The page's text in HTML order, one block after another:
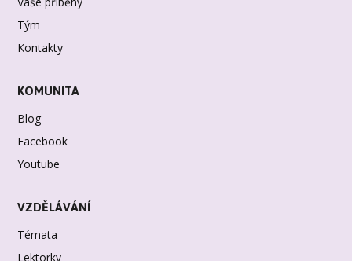
Tým
Kontakty
KOMUNITA
Blog
Facebook
Youtube
VZDĚLÁVÁNÍ
Témata
Lektorky